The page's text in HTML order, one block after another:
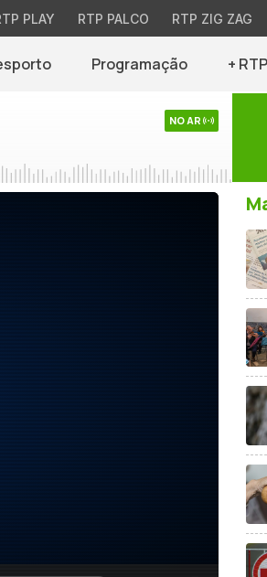
PLAY RTP PALCO RTP ZIG ZAG
Programação +
NO AR